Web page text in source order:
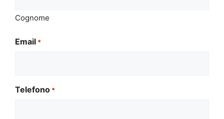
Cognome
Email *
Telefono *